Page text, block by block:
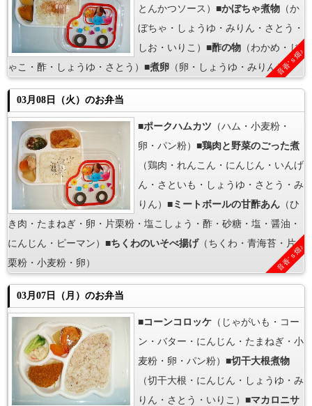
とんかつソース）■かぼちゃ煮物 （か
ぼちゃ・しょうゆ・みりん・さとう・
しお・いりこ）■酢の物 （わかめ・じ
ゃこ・酢・しょうゆ・さとう）■煮卵 （卵・しょうゆ・みりん）音香’ｓ畑♪
03月08日（火）のお弁当
■ポークハムカツ （ハム・小麦粉・
卵・パン粉）■鶏肉と野菜のごった煮
（鶏肉・れんこん・にんじん・いんげ
ん・さといも・しょうゆ・さとう・み
りん）■ ミートボールの甘酢あん （ひ
き肉・たまねぎ・卵・片栗粉・塩こしょう・酢・砂糖・塩・醤油・
にんじん・ピーマン）■ちくわのいそべ揚げ（ちくわ・青海苔・片
栗粉・小麦粉・卵）
音香’ｓ畑♪
03月07日（月）のお弁当
■コーンコロッケ （じゃがいも・コー
ン・バター・にんじん・たまねぎ・小
麦粉・卵・パン粉）■切干大根煮物
（切干大根・にんじん・しょうゆ・み
りん・さとう・いりこ）■マカロニサ